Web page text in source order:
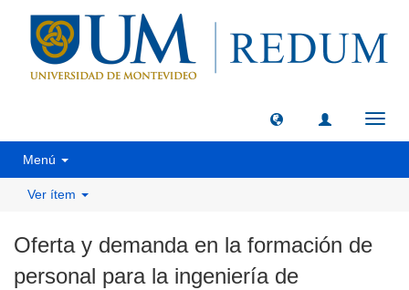
Menú
Ver ítem
Oferta y demanda en la formación de
personal para la ingeniería de